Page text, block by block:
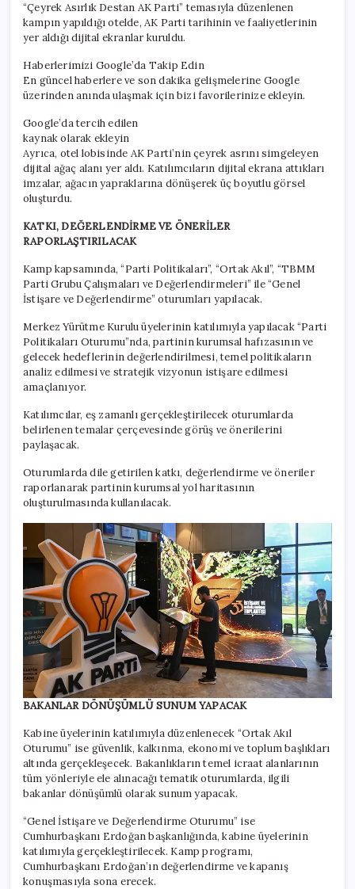
“Çeyrek Asırlık Destan AK Parti” temasıyla düzenlenen
kampın yapıldığı otelde, AK Parti tarihinin ve faaliyetlerinin
yer aldığı dijital ekranlar kuruldu.
Haberlerimizi Google’da Takip Edin
En güncel haberlere ve son dakika gelişmelerine Google
üzerinden anında ulaşmak için bizi favorilerinize ekleyin.
Google’da tercih edilen
kaynak olarak ekleyin
Ayrıca, otel lobisinde AK Parti’nin çeyrek asrını simgeleyen
dijital ağaç alanı yer aldı. Katılımcıların dijital ekrana attıkları
imzalar, ağacın yapraklarına dönüşerek üç boyutlu görsel
oluşturdu.
KATKI, DEĞERLENDİRME VE ÖNERİLER
RAPORLAŞTIRILACAK
Kamp kapsamında, “Parti Politikaları”, “Ortak Akıl”, “TBMM
Parti Grubu Çalışmaları ve Değerlendirmeleri” ile “Genel
İstişare ve Değerlendirme” oturumları yapılacak.
Merkez Yürütme Kurulu üyelerinin katılımıyla yapılacak “Parti
Politikaları Oturumu”nda, partinin kurumsal hafızasının ve
gelecek hedeflerinin değerlendirilmesi, temel politikaların
analiz edilmesi ve stratejik vizyonun istişare edilmesi
amaçlanıyor.
Katılımcılar, eş zamanlı gerçekleştirilecek oturumlarda
belirlenen temalar çerçevesinde görüş ve önerilerini
paylaşacak.
Oturumlarda dile getirilen katkı, değerlendirme ve öneriler
raporlanarak partinin kurumsal yol haritasının
oluşturulmasında kullanılacak.
BAKANLAR DÖNÜŞÜMLÜ SUNUM YAPACAK
Kabine üyelerinin katılımıyla düzenlenecek “Ortak Akıl
Oturumu” ise güvenlik, kalkınma, ekonomi ve toplum başlıkları
altında gerçekleşecek. Bakanlıkların temel icraat alanlarının
tüm yönleriyle ele alınacağı tematik oturumlarda, ilgili
bakanlar dönüşümlü olarak sunum yapacak.
“Genel İstişare ve Değerlendirme Oturumu” ise
Cumhurbaşkanı Erdoğan başkanlığında, kabine üyelerinin
katılımıyla gerçekleştirilecek. Kamp programı,
Cumhurbaşkanı Erdoğan’ın değerlendirme ve kapanış
konuşmasıyla sona erecek.